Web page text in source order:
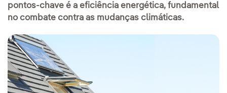
pontos-chave é a eficiência energética, fundamental
no combate contra as mudanças climáticas.